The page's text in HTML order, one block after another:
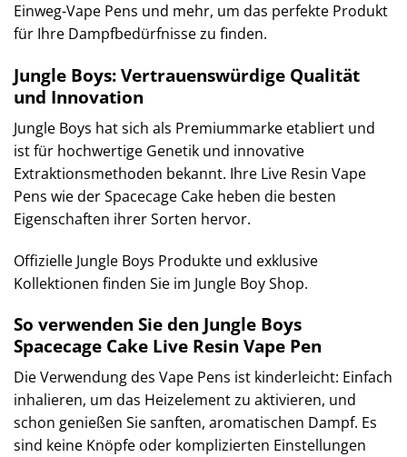
Einweg-Vape Pens und mehr, um das perfekte Produkt
für Ihre Dampfbedürfnisse zu finden.
Jungle Boys: Vertrauenswürdige Qualität
und Innovation
Jungle Boys hat sich als Premiummarke etabliert und
ist für hochwertige Genetik und innovative
Extraktionsmethoden bekannt. Ihre Live Resin Vape
Pens wie der Spacecage Cake heben die besten
Eigenschaften ihrer Sorten hervor.
Offizielle Jungle Boys Produkte und exklusive
Kollektionen finden Sie im Jungle Boy Shop.
So verwenden Sie den Jungle Boys
Spacecage Cake Live Resin Vape Pen
Die Verwendung des Vape Pens ist kinderleicht: Einfach
inhalieren, um das Heizelement zu aktivieren, und
schon genießen Sie sanften, aromatischen Dampf. Es
sind keine Knöpfe oder komplizierten Einstellungen